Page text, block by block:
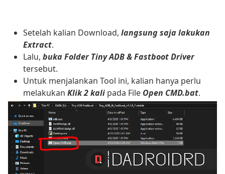
Setelah kalian Download, langsung saja lakukan
Extract.
Lalu, buka Folder Tiny ADB & Fastboot Driver
tersebut.
Untuk menjalankan Tool ini, kalian hanya perlu
melakukan Klik 2 kali pada File Open CMD.bat.